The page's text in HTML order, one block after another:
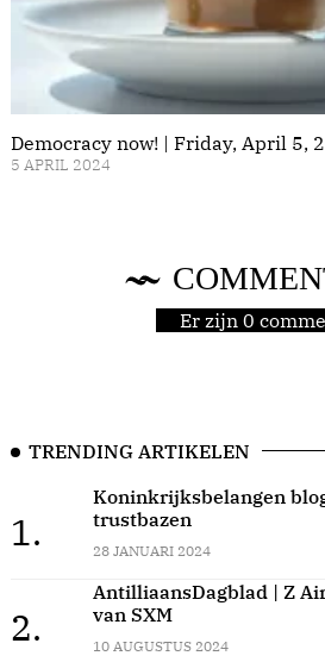
Democracy now! | Friday, April 5,
5 APRIL 2024
Er zijn 0
TRENDING ARTIKELEN
1.
Koninkrijksbelangen
trustbazen
28 JANUARI 2024
2.
AntilliaansDagblad | Z
van SXM
10 AUGUSTUS 2024